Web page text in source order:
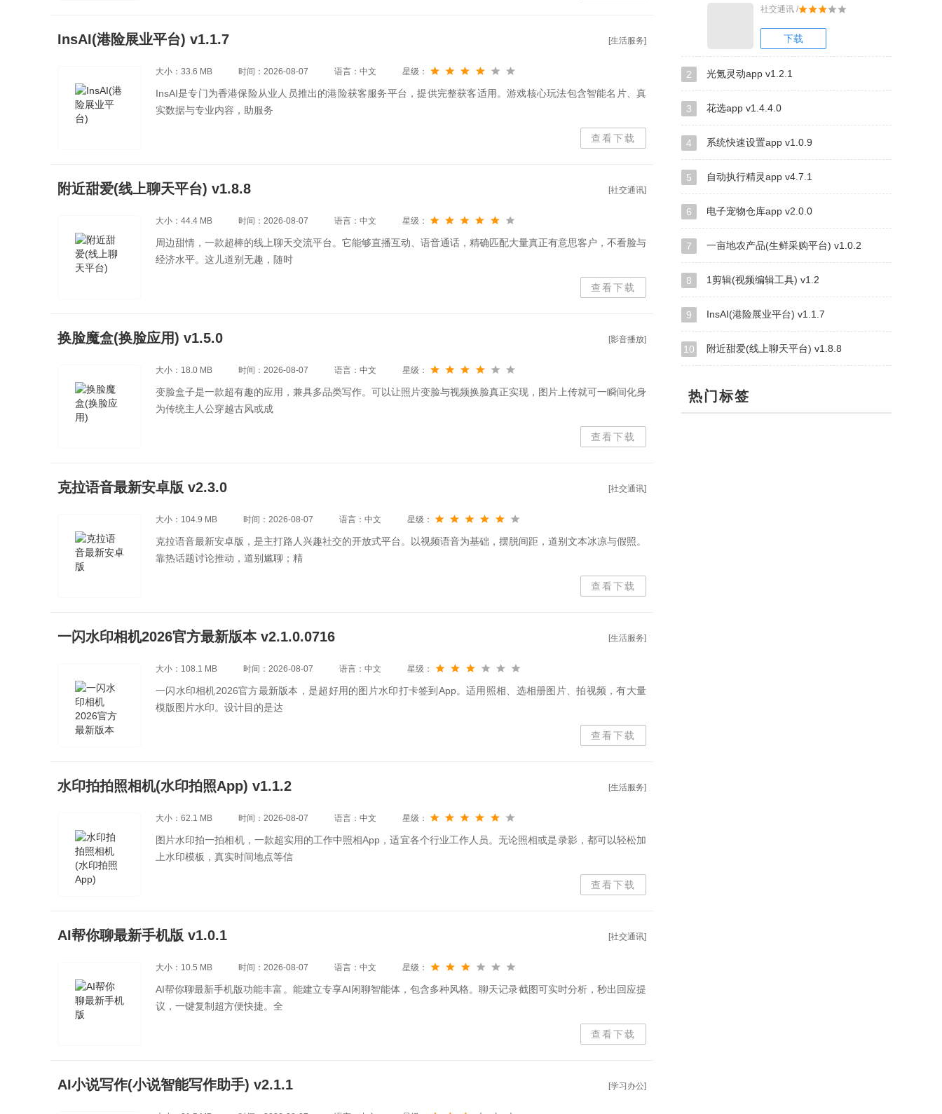
[生活服务]
InsAI(港险展业平台) v1.1.7
大小：33.6 MB 时间：2026-08-07 语言：中文 星级：
InsAI是专门为香港保险从业人员推出的港险获客服务平台，提供完整获客适用。游戏核心玩法包含智能名片、真
实数据与专业内容，助服务
查看下载
[社交通讯]
附近甜爱(线上聊天平台) v1.8.8
大小：44.4 MB 时间：2026-08-07 语言：中文 星级：
周边甜情，一款超棒的线上聊天交流平台。它能够直播互动、语音通话，精确匹配大量真正有意思客户，不看脸与
经济水平。这儿道别无趣，随时
查看下载
[影音播放]
换脸魔盒(换脸应用) v1.5.0
大小：18.0 MB 时间：2026-08-07 语言：中文 星级：
变脸盒子是一款超有趣的应用，兼具多品类写作。可以让照片变脸与视频换脸真正实现，图片上传就可一瞬间化身
为传统主人公穿越古风或成
查看下载
[社交通讯]
克拉语音最新安卓版 v2.3.0
大小：104.9 MB 时间：2026-08-07 语言：中文 星级：
克拉语音最新安卓版，是主打路人兴趣社交的开放式平台。以视频语音为基础，摆脱间距，道别文本冰凉与假照。
靠热话题讨论推动，道别尴聊；精
查看下载
[生活服务]
一闪水印相机2026官方最新版本 v2.1.0.0716
大小：108.1 MB 时间：2026-08-07 语言：中文 星级：
一闪水印相机2026官方最新版本，是超好用的图片水印打卡签到App。适用照相、选相册图片、拍视频，有大量
模版图片水印。设计目的是达
查看下载
[生活服务]
水印拍拍照相机(水印拍照App) v1.1.2
大小：62.1 MB 时间：2026-08-07 语言：中文 星级：
图片水印拍一拍相机，一款超实用的工作中照相App，适宜各个行业工作人员。无论照相或是录影，都可以轻松加
上水印模板，真实时间地点等信
查看下载
[社交通讯]
AI帮你聊最新手机版 v1.0.1
大小：10.5 MB 时间：2026-08-07 语言：中文 星级：
AI帮你聊最新手机版功能丰富。能建立专享AI闲聊智能体，包含多种风格。聊天记录截图可实时分析，秒出回应提
议，一键复制超方便快捷。全
查看下载
[学习办公]
AI小说写作(小说智能写作助手) v2.1.1
社交通讯 /
下载
2 光氪灵动app v1.2.1
3 花选app v1.4.4.0
4 系统快速设置app v1.0.9
5 自动执行精灵app v4.7.1
6 电子宠物仓库app v2.0.0
7 一亩地农产品(生鲜采购平台) v1.0.2
8 1剪辑(视频编辑工具) v1.2
9 InsAI(港险展业平台) v1.1.7
10 附近甜爱(线上聊天平台) v1.8.8
热门标签